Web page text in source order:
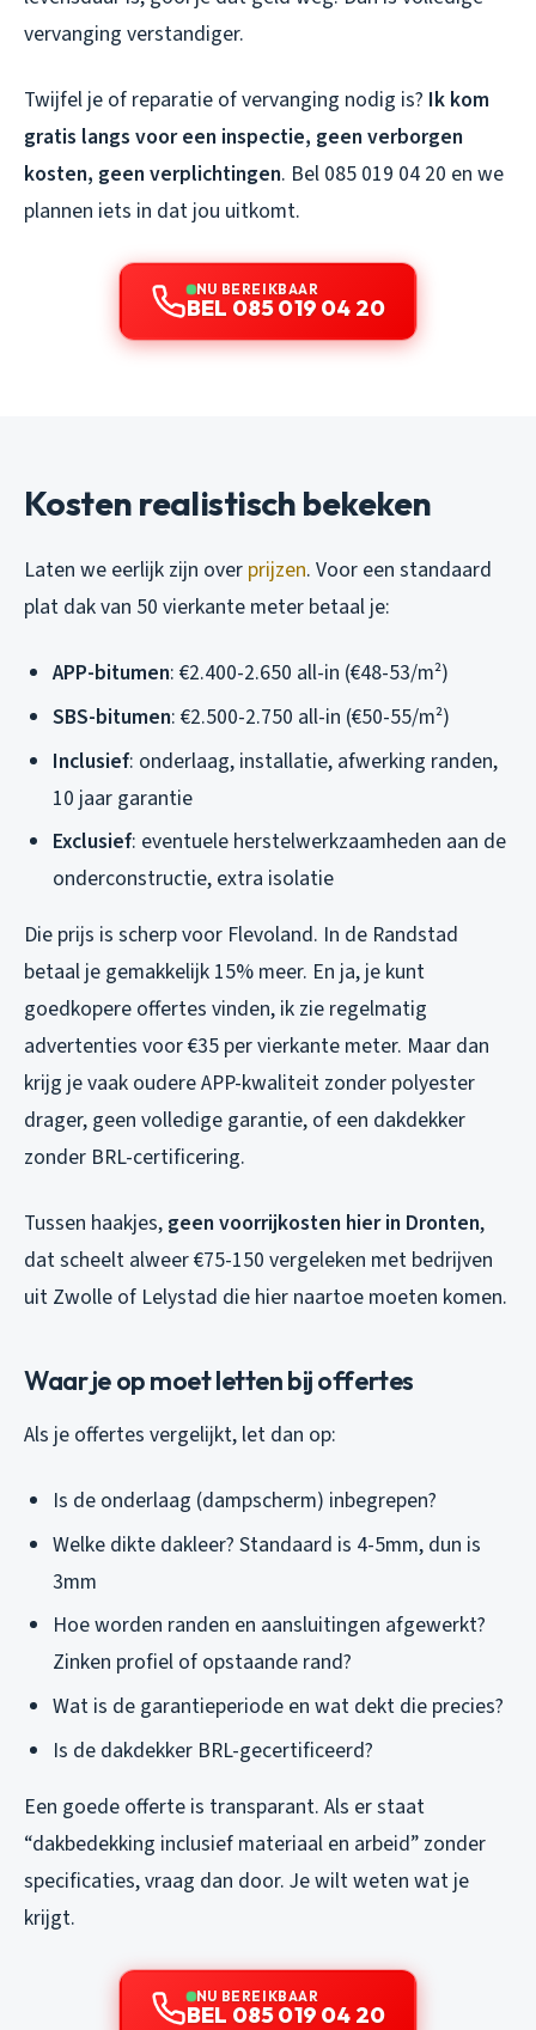
vervanging verstandiger.
Twijfel je of reparatie of vervanging nodig is? Ik kom
gratis langs voor een inspectie, geen verborgen
kosten, geen verplichtingen. Bel 085 019 04 20 en we
plannen iets in dat jou uitkomt.
NU BEREIKBAAR
BEL 085 019 04 20
Kosten realistisch bekeken
Laten we eerlijk zijn over prijzen. Voor een standaard
plat dak van 50 vierkante meter betaal je:
APP-bitumen: €2.400-2.650 all-in (€48-53/m²)
SBS-bitumen: €2.500-2.750 all-in (€50-55/m²)
Inclusief: onderlaag, installatie, afwerking randen,
10 jaar garantie
Exclusief: eventuele herstelwerkzaamheden aan de
onderconstructie, extra isolatie
Die prijs is scherp voor Flevoland. In de Randstad
betaal je gemakkelijk 15% meer. En ja, je kunt
goedkopere offertes vinden, ik zie regelmatig
advertenties voor €35 per vierkante meter. Maar dan
krijg je vaak oudere APP-kwaliteit zonder polyester
drager, geen volledige garantie, of een dakdekker
zonder BRL-certificering.
Tussen haakjes, geen voorrijkosten hier in Dronten,
dat scheelt alweer €75-150 vergeleken met bedrijven
uit Zwolle of Lelystad die hier naartoe moeten komen.
Waar je op moet letten bij offertes
Als je offertes vergelijkt, let dan op:
Is de onderlaag (dampscherm) inbegrepen?
Welke dikte dakleer? Standaard is 4-5mm, dun is
3mm
Hoe worden randen en aansluitingen afgewerkt?
Zinken profiel of opstaande rand?
Wat is de garantieperiode en wat dekt die precies?
Is de dakdekker BRL-gecertificeerd?
Een goede offerte is transparant. Als er staat
“dakbedekking inclusief materiaal en arbeid” zonder
specificaties, vraag dan door. Je wilt weten wat je
krijgt.
NU BEREIKBAAR
BEL 085 019 04 20